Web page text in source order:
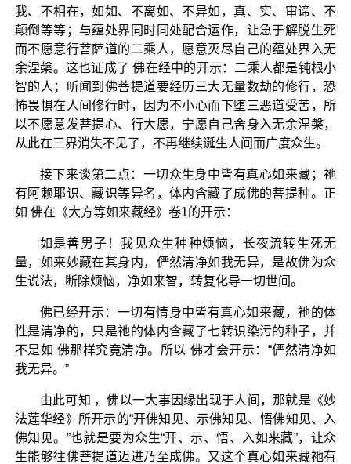
我、不相在，如如、不离如、不异如，真、实、审谛、不
颠倒等等；与蕴处界同时同处配合运作，让急于解脱生死
而不愿意行菩萨道的二乘人，愿意灭尽自己的蕴处界入无
余涅槃。这也证成了 佛在经中的开示：二乘人都是钝根小
智的人；听闻到佛菩提道要经历三大无量数劫的修行，恐
怖畏惧在人间修行时，因为不小心而下堕三恶道受苦，所
以不愿意发菩提心、行大愿，宁愿自己舍身入无余涅槃，
从此在三界消失不见了，不再继续诞生人间而广度众生。
接下来谈第二点：一切众生身中皆有真心如来藏；祂
有阿赖耶识、藏识等异名，体内含藏了成佛的菩提种。正
如 佛在《大方等如来藏经》卷1的开示：
如是善男子！我见众生种种烦恼，长夜流转生死无
量，如来妙藏在其身内，俨然清净如我无异，是故佛为众
生说法，断除烦恼，净如来智，转复化导一切世间。
佛已经开示：一切有情身中皆有真心如来藏，祂的体
性是清净的，只是祂的体内含藏了七转识染污的种子，并
不是如 佛那样究竟清净。所以 佛才会开示：“俨然清净如
我无异。”
由此可知 ，佛以一大事因缘出现于人间，那就是《妙
法莲华经》所开示的“开佛知见、示佛知见、悟佛知见、入
佛知见。”也就是要为众生“开、示、悟、入如来藏”，让众
生能够往佛菩提道迈进乃至成佛。又这个真心如来藏祂有